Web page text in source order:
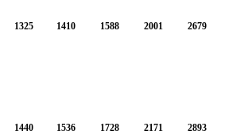
1325 1410 1588 2001 2679
1440 1536 1728 2171 2893